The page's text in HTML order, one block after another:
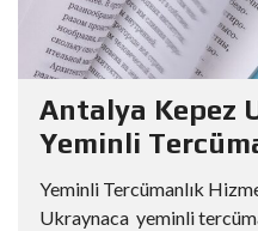
Antalya Kepez
Yeminli
Yeminli Tercümanlık
Ukraynaca yeminli